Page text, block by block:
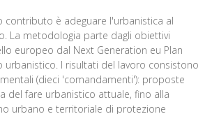
contributo è adeguare l'urbanistica al
La metodologia parte dagli obiettivi
europeo dal Next Generation eu Plan
urbanistico. I risultati del lavoro consistono
(dieci 'comandamenti'): proposte
del fare urbanistico attuale, fino alla
urbano e territoriale di protezione